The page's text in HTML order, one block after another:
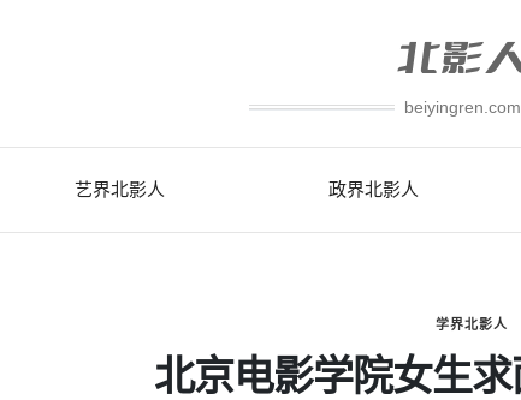
beiyingren.com
艺界北影人 政界北影人
学界北影人
北京电影学院女生